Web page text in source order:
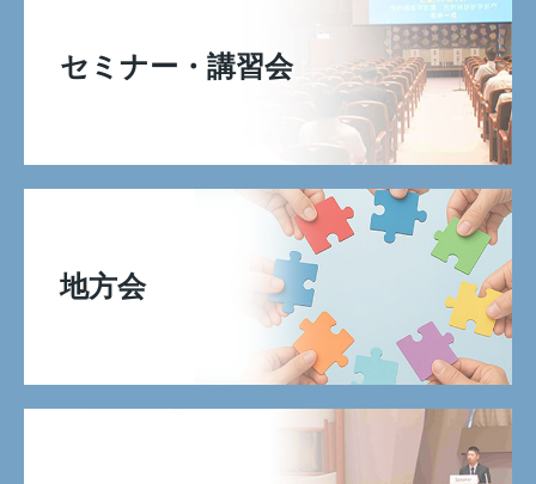
セミナー・講習会
地方会